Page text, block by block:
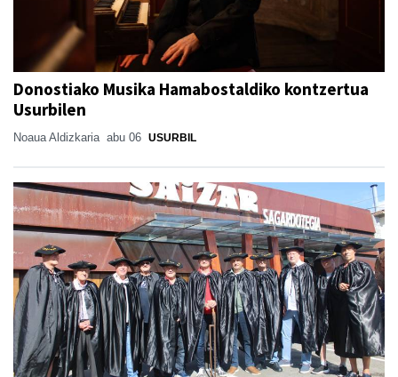
Donostiako Musika Hamabostaldiko kontzertua
Usurbilen
Noaua Aldizkaria abu 06 USURBIL